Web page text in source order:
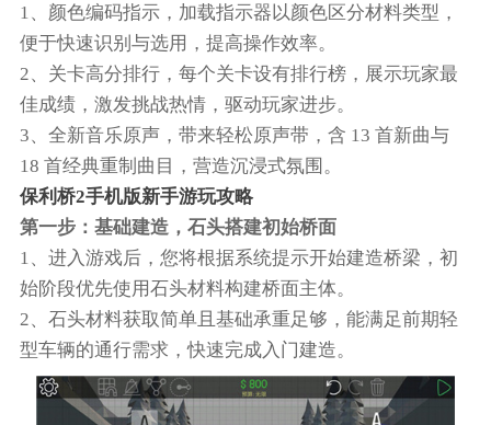
1、颜色编码指示，加载指示器以颜色区分材料类型，
便于快速识别与选用，提高操作效率。
2、关卡高分排行，每个关卡设有排行榜，展示玩家最
佳成绩，激发挑战热情，驱动玩家进步。
3、全新音乐原声，带来轻松原声带，含 13 首新曲与
18 首经典重制曲目，营造沉浸式氛围。
保利桥2手机版新手游玩攻略
第一步：基础建造，石头搭建初始桥面
1、进入游戏后，您将根据系统提示开始建造桥梁，初
始阶段优先使用石头材料构建桥面主体。
2、石头材料获取简单且基础承重足够，能满足前期轻
型车辆的通行需求，快速完成入门建造。